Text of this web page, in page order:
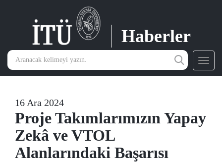
Haberler
16 Ara 2024
Proje Takımlarımızın Yapay
Zekâ ve VTOL
Alanlarındaki Başarısı